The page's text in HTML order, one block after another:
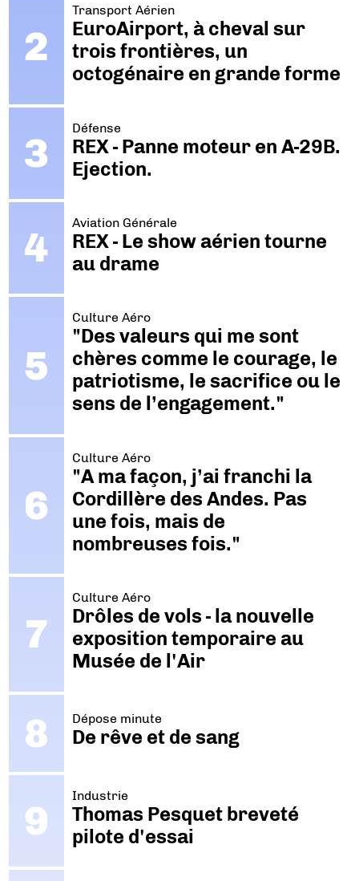
Transport Aérien
EuroAirport, à cheval sur
trois frontières, un
octogénaire en grande forme
Défense
REX - Panne moteur en A-29B.
Ejection.
Aviation Générale
REX - Le show aérien tourne
au drame
Culture Aéro
"Des valeurs qui me sont
chères comme le courage, le
patriotisme, le sacrifice ou le
sens de l’engagement."
Culture Aéro
"A ma façon, j’ai franchi la
Cordillère des Andes. Pas
une fois, mais de
nombreuses fois."
Culture Aéro
Drôles de vols - la nouvelle
exposition temporaire au
Musée de l'Air
Dépose minute
De rêve et de sang
Industrie
Thomas Pesquet breveté
pilote d'essai